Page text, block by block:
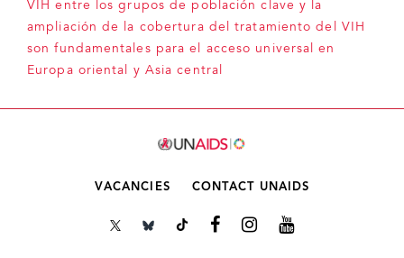
VIH entre los grupos de población clave y la
ampliación de la cobertura del tratamiento del VIH
son fundamentales para el acceso universal en
Europa oriental y Asia central
VACANCIES CONTACT UNAIDS